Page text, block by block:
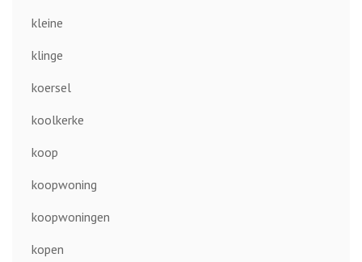
kleine
klinge
koersel
koolkerke
koop
koopwoning
koopwoningen
kopen